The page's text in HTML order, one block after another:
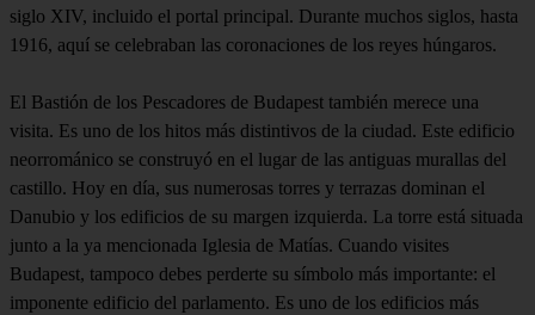
siglo XIV, incluido el portal principal. Durante muchos siglos, hasta
1916, aquí se celebraban las coronaciones de los reyes húngaros.
El Bastión de los Pescadores de Budapest también merece una
visita. Es uno de los hitos más distintivos de la ciudad. Este edificio
neorrománico se construyó en el lugar de las antiguas murallas del
castillo. Hoy en día, sus numerosas torres y terrazas dominan el
Danubio y los edificios de su margen izquierda. La torre está situada
junto a la ya mencionada Iglesia de Matías. Cuando visites
Budapest, tampoco debes perderte su símbolo más importante: el
imponente edificio del parlamento. Es uno de los edificios más